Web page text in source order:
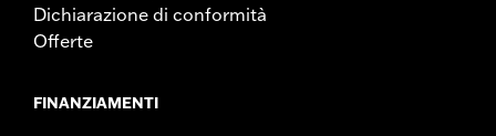
Dichiarazione di conformità
Offerte
FINANZIAMENTI